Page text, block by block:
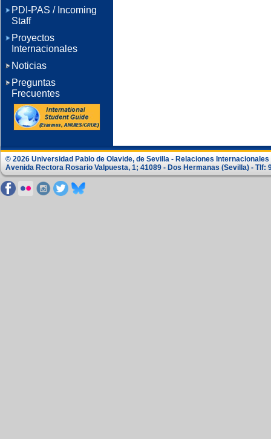
PDI-PAS / Incoming
Staff
Proyectos
Internacionales
Noticias
Preguntas
Frecuentes
© 2026 Universidad Pablo de Olavide, de Sevilla - Relaciones
Avenida Rectora Rosario Valpuesta, 1; 41089 - Dos Hermanas (Sevilla) - Tlf: